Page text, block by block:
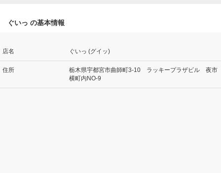
ぐいっ の基本情報
店名 ぐいっ (グイッ)
住所
栃木県宇都宮市曲師町3-10 ラッキープラザビル 夜市
横町内NO-9